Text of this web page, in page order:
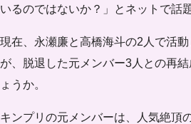
いるのではないか？」とネットで話
現在、永瀬廉と高橋海斗の2人で活
が、脱退した元メンバー3人との再
ょうか。
キンプリの元メンバーは、人気絶頂